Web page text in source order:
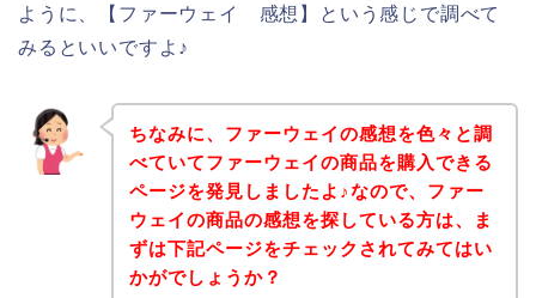
ように、【ファーウェイ 感想】という感じで調べて
みるといいですよ♪
ちなみに、ファーウェイの感想を色々と調
べていてファーウェイの商品を購入できる
ページを発見しましたよ♪なので、ファー
ウェイの商品の感想を探している方は、ま
ずは下記ページをチェックされてみてはい
かがでしょうか？